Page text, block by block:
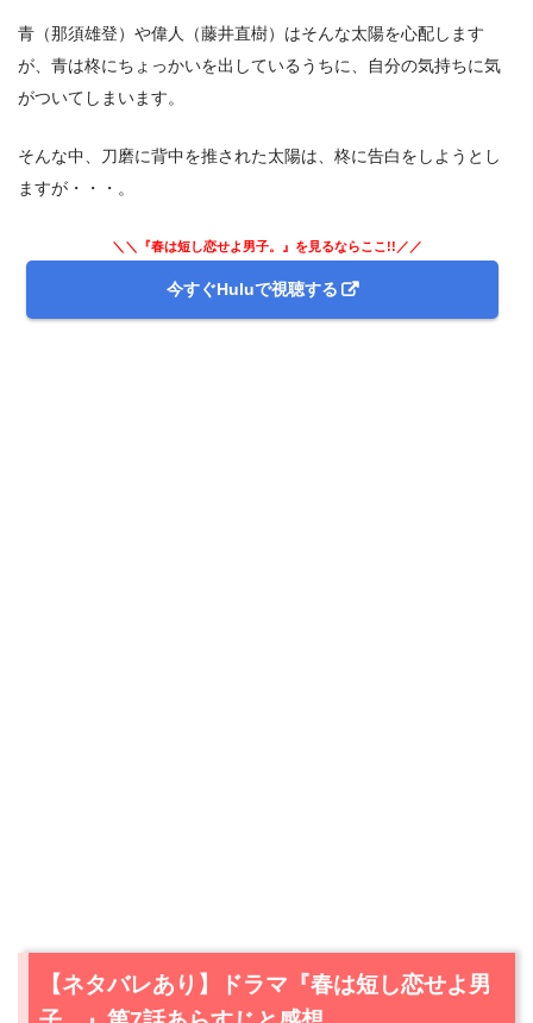
青（那須雄登）や偉人（藤井直樹）はそんな太陽を心配します
が、青は柊にちょっかいを出しているうちに、自分の気持ちに気
がついてしまいます。
そんな中、刀磨に背中を推された太陽は、柊に告白をしようとし
ますが・・・。
＼＼『春は短し恋せよ男子。』を見るならここ!!／／
今すぐHuluで視聴する
【ネタバレあり】ドラマ『春は短し恋せよ男